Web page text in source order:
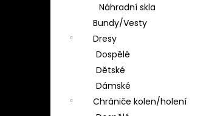
Náhradní skla
Bundy/Vesty
Dresy
Dospělé
Dětské
Dámské
Chrániče kolen/holení